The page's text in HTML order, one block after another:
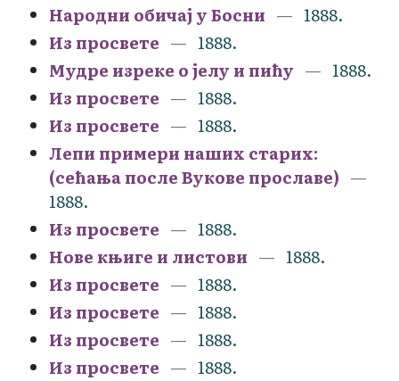
Народни обичај у Босни
1888.
Из просвете
1888.
Мудре изреке о јелу и пићу
1888.
Из просвете
1888.
Из просвете
1888.
Лепи примери наших старих:
(сећања после Вукове прославе)
1888.
Из просвете
1888.
Нове књиге и листови
1888.
Из просвете
1888.
Из просвете
1888.
Из просвете
1888.
Из просвете
1888.